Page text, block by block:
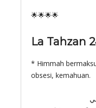
🌟🌟🌟🌟
* Himmah
obsesi, kemahuan.